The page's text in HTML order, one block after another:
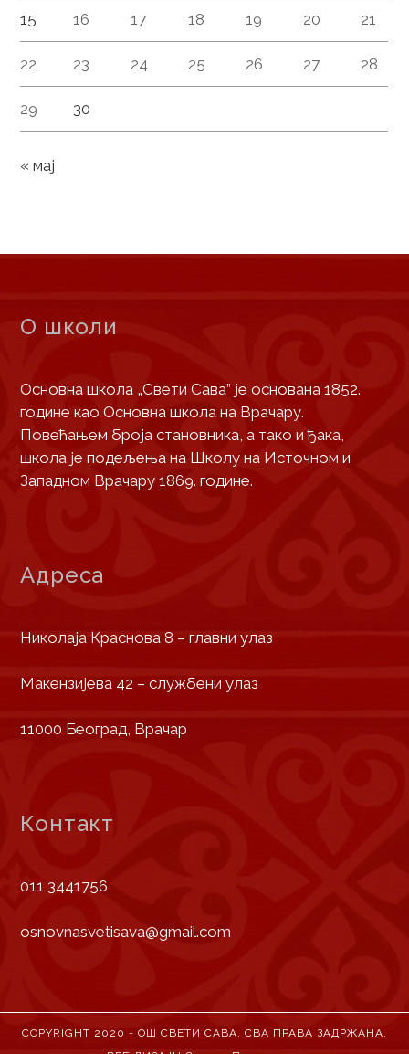
15 16 17 18 19 20 21
22 23 24 25 26 27 28
29 30
« мај
О школи
Основна школа „Свети Сава” је основана 1852.
године као Основна школа на Врачару.
Повећањем броја становника, а тако и ђака,
школа је подељења на Школу на Источном и
Западном Врачару 1869. године.
Адреса
Николаја Краснова 8 – главни улаз
Макензијева 42 – службени улаз
11000 Београд, Врачар
Контакт
011 3441756
osnovnasvetisava@gmail.com
COPYRIGHT 2020 - ОШ СВЕТИ САВА. СВА ПРАВА ЗАДРЖАНА.